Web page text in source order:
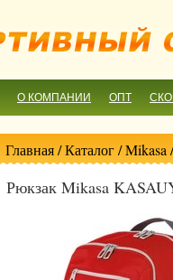
О КОМПАНИИ ОПТ
Главная/ Каталог /Mikasa
Рюкзак Mikasa